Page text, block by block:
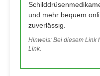
und mehr bequem
zuverlässig.
Hinweis: Bei diesem Link
Link.